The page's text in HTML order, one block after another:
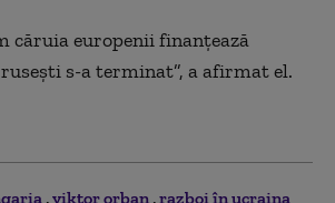
căruia europenii finanţează
s-a terminat”, a afirmat el.
viktor orban razboi în ucraina